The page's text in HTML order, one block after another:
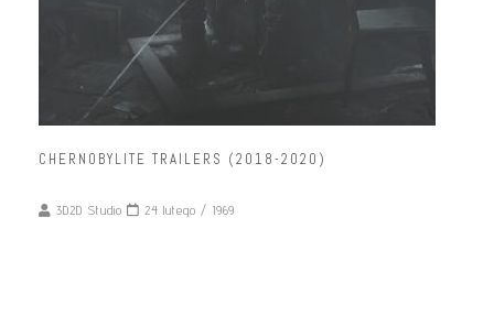
CHERNOBYLITE TRAILERS (2018-2020)
3D2D Studio 24 lutego / 1969